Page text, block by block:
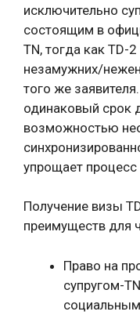
исключительно
состоящим в
TN, тогда как TD-
незамужних/
того же
одинаковый срок
возможностью
упрощает
Получение визы
преимуществ для
Право на
супругом-